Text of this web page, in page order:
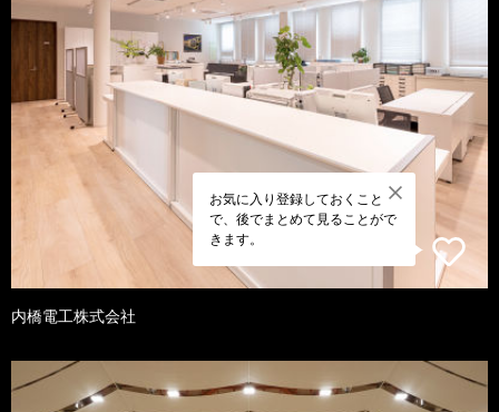
お気に入り登録しておくこと
で、後でまとめて見ることがで
きます。
内橋電工株式会社